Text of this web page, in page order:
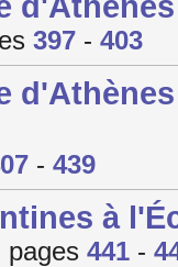
397 - 403
- 439
à
pages 441 -